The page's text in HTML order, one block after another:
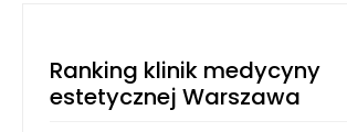
Ranking klinik medycyny
estetycznej Warszawa